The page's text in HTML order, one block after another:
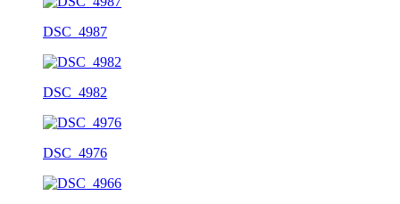
DSC_4987
DSC_4982
DSC_4976